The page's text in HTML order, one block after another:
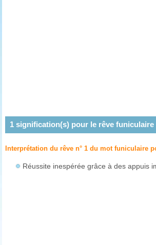
1signification(s) pour le rêve funiculaire
Interprétation du rêve n° 1 du mot funiculaire
Réussite inespérée grâce à des appuis